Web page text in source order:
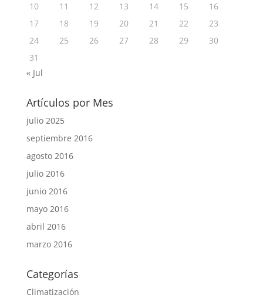
10
11 12 13 14 15
16
17
18 19 20 21 22
23
24
25 26 27 28 29
30
31
« Jul
Artículos por Mes
julio 2025
septiembre 2016
agosto 2016
julio 2016
junio 2016
mayo 2016
abril 2016
marzo 2016
Categorías
Climatización